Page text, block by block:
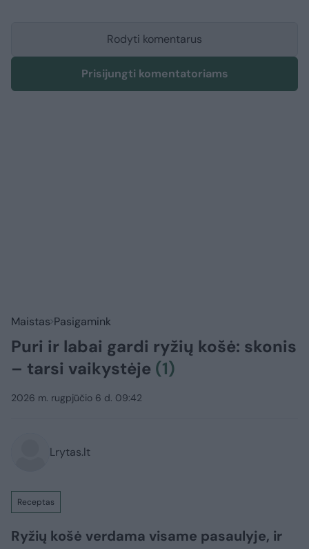
Rodyti komentarus
Prisijungti komentatoriams
Maistas Pasigamink
Puri ir labai gardi ryžių košė: skonis
– tarsi vaikystėje (1)
2026 m. rugpjūčio 6 d. 09:42
Lrytas.lt
Receptas
Ryžių košė verdama visame pasaulyje, ir